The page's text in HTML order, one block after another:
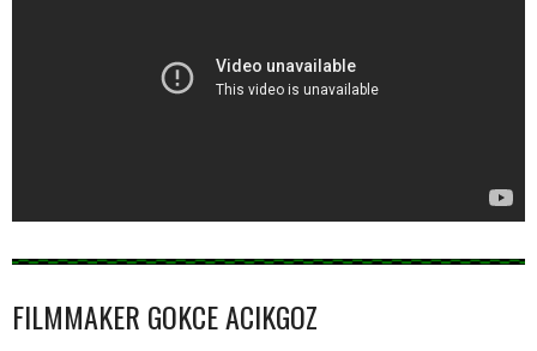
FILMMAKER GOKCE ACIKGOZ